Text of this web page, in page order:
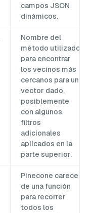
campos JSON
dinámicos.
Nombre del
método utilizado
para encontrar
los vecinos más
cercanos para un
vector dado,
posiblemente
con algunos
filtros
adicionales
aplicados en la
parte superior.
Pinecone carece
de una función
para recorrer
todos los